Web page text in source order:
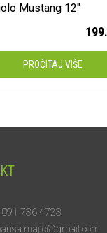
Mustang 12″
PROČITAJ VIŠE
091 736 4723